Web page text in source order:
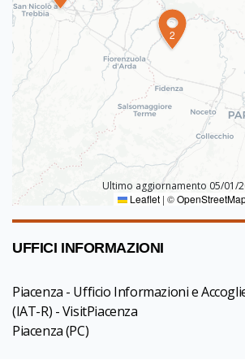
2
Leaflet | ©
Ultimo aggiornamento 05/01/
UFFICI INFORMAZIONI
Piacenza - Ufficio Informazioni e
(IAT-R) - VisitPiacenza
Piacenza(PC)